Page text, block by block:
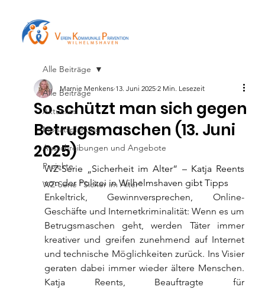
Alle Beiträge
Aktuelles
Monatsplanung
Ausschreibungen und Angebote
Projekte
WZ-Serie "Sicher im Alter"
Alle Beiträge
So schützt man sich gegen
Betrugsmaschen (13. Juni
2025)
Marnie Menkens 13. Juni 2025 2 Min. Lesezeit
WZ-Serie „Sicherheit im Alter“ – Katja Reents
von der Polizei in Wilhelmshaven gibt Tipps
Enkeltrick, Gewinnversprechen, Online-
Geschäfte und Internetkriminalität: Wenn es um
Betrugsmaschen geht, werden Täter immer
kreativer und greifen zunehmend auf Internet
und technische Möglichkeiten zurück. Ins Visier
geraten dabei immer wieder ältere Menschen.
Katja Reents, Beauftragte für